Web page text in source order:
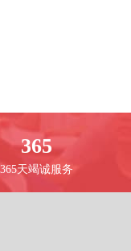
365
365天竭诚服务